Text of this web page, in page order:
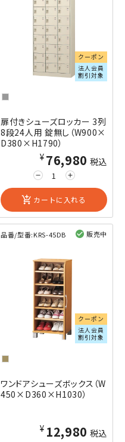
クーポン
法人会員
割引対象
扉付きシューズロッカー 3列
8段24人用 錠無し（W900×
D380×H1790）
remove add
¥76,980 税込
add_shopping_cart カートに入れる
品番/型番:KRS-45DB 販売中
クーポン
法人会員
割引対象
ワンドアシューズボックス（W
450×D360×H1030）
¥12,980 税込